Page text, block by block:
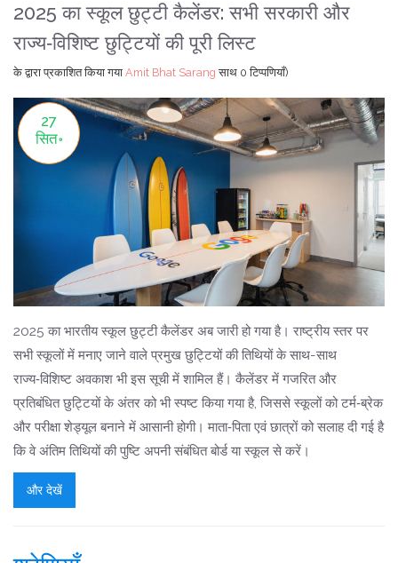
2025 का स्कूल छुट्टी कैलेंडर: सभी सरकारी और
राज्य‑विशिष्ट छुट्टियों की पूरी लिस्ट
के द्वारा प्रकाशित किया गया Amit Bhat Sarang साथ 0 टिप्पणियाँ)
27
सित॰
2025 का भारतीय स्कूल छुट्टी कैलेंडर अब जारी हो गया है। राष्ट्रीय स्तर पर
सभी स्कूलों में मनाए जाने वाले प्रमुख छुट्टियों की तिथियों के साथ-साथ
राज्य‑विशिष्ट अवकाश भी इस सूची में शामिल हैं। कैलेंडर में गजरित और
प्रतिबंधित छुट्टियों के अंतर को भी स्पष्ट किया गया है, जिससे स्कूलों को टर्म‑ब्रेक
और परीक्षा शेड्यूल बनाने में आसानी होगी। माता‑पिता एवं छात्रों को सलाह दी गई है
कि वे अंतिम तिथियों की पुष्टि अपनी संबंधित बोर्ड या स्कूल से करें।
और देखें